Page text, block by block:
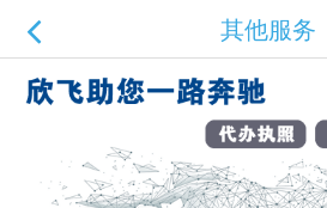
其他服务